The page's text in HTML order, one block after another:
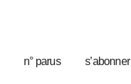
n° parus s’abonner